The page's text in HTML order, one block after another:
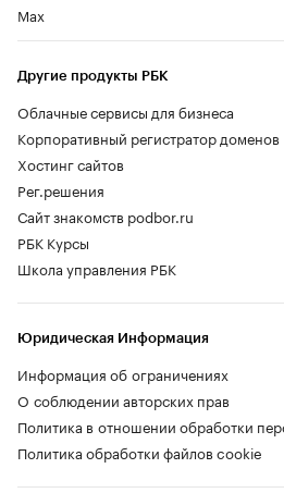
Max
Другие продукты РБК
Облачные сервисы для бизнеса
Корпоративный регистратор доменов
Хостинг сайтов
Рег.решения
Сайт знакомств podbor.ru
РБК Курсы
Школа управления РБК
Юридическая Информация
Информация об ограничениях
О соблюдении авторских прав
Политика в отношении обработки
Политика обработки файлов cookie